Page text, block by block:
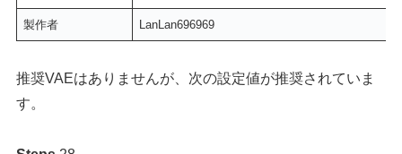
製作者 LanLan696969
推奨VAEはありませんが、次の設定値が推奨されていま
す。